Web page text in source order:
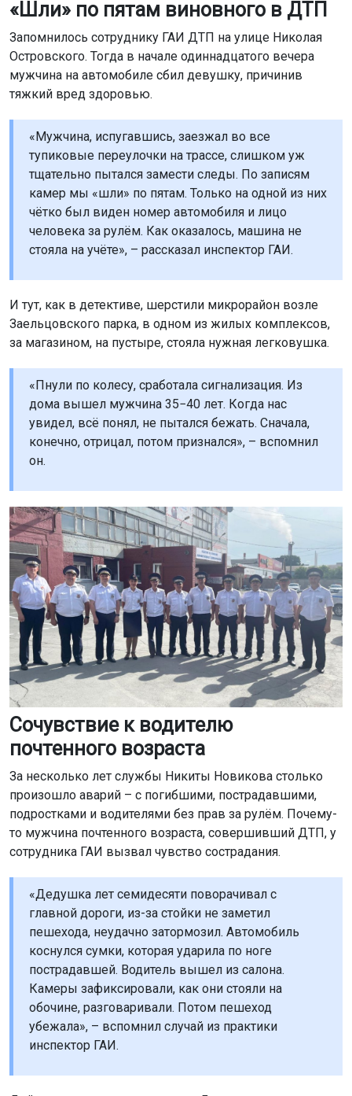
«Шли» по пятам виновного в ДТП
Запомнилось сотруднику ГАИ ДТП на улице Николая
Островского. Тогда в начале одиннадцатого вечера
мужчина на автомобиле сбил девушку, причинив
тяжкий вред здоровью.
«Мужчина, испугавшись, заезжал во все
тупиковые переулочки на трассе, слишком уж
тщательно пытался замести следы. По записям
камер мы «шли» по пятам. Только на одной из них
чётко был виден номер автомобиля и лицо
человека за рулём. Как оказалось, машина не
стояла на учёте», – рассказал инспектор ГАИ.
И тут, как в детективе, шерстили микрорайон возле
Заельцовского парка, в одном из жилых комплексов,
за магазином, на пустыре, стояла нужная легковушка.
«Пнули по колесу, сработала сигнализация. Из
дома вышел мужчина 35−40 лет. Когда нас
увидел, всё понял, не пытался бежать. Сначала,
конечно, отрицал, потом признался», – вспомнил
он.
Сочувствие к водителю
почтенного возраста
За несколько лет службы Никиты Новикова столько
произошло аварий – с погибшими, пострадавшими,
подростками и водителями без прав за рулём. Почему-
то мужчина почтенного возраста, совершивший ДТП, у
сотрудника ГАИ вызвал чувство сострадания.
«Дедушка лет семидесяти поворачивал с
главной дороги, из-за стойки не заметил
пешехода, неудачно затормозил. Автомобиль
коснулся сумки, которая ударила по ноге
пострадавшей. Водитель вышел из салона.
Камеры зафиксировали, как они стояли на
обочине, разговаривали. Потом пешеход
убежала», – вспомнил случай из практики
инспектор ГАИ.